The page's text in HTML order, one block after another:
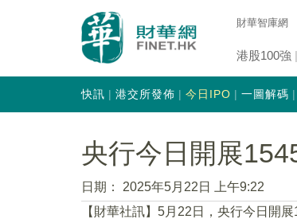
財華智庫網
港股100強
快訊 港交所發佈 今日IPO 一圖解碼
央行今日開展
日期：
2025年5月22日 上午9:22
【財華社訊】5月22日，央行今日開